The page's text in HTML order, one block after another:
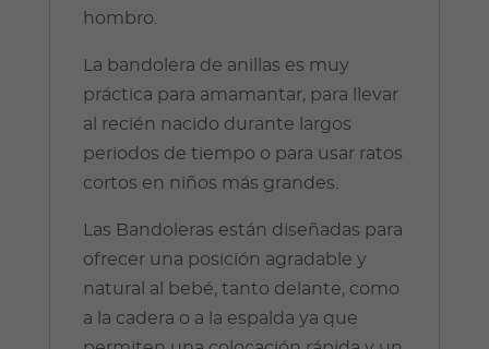
hombro.
La bandolera de anillas es muy
práctica para amamantar, para llevar
al recién nacido durante largos
periodos de tiempo o para usar ratos
cortos en niños más grandes.
Las Bandoleras están diseñadas para
ofrecer una posición agradable y
natural al bebé, tanto delante, como
a la cadera o a la espalda ya que